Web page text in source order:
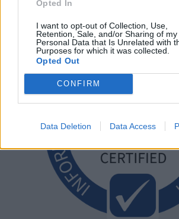
Opted In
I want to opt-out of Collection, Use,
Retention, Sale, and/or Sharing of my
Personal Data that Is Unrelated with
Purposes for which it was collected.
Opted Out
CONFIRM
Data Deletion Data Access